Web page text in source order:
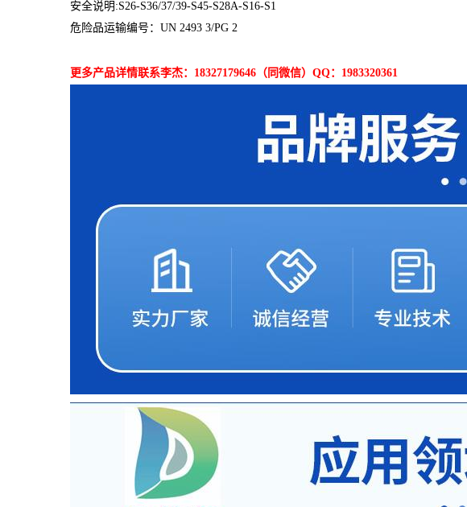
安全说明:S26-S36/37/39-S45-S28A-S16-S1
危险品运输编号：UN 2493 3/PG 2
更多产品详情联系李杰：18327179646（同微信）QQ：1983320361